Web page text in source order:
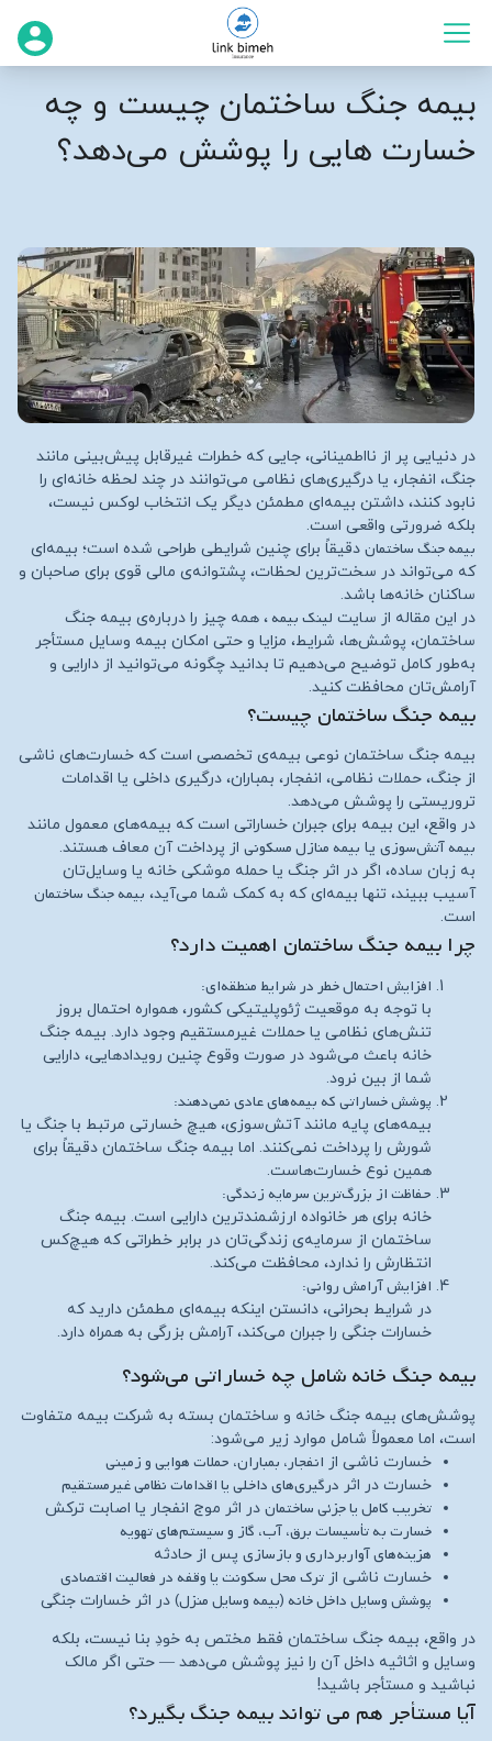
بیمه جنگ ساختمان چیست و چه
خسارت‌ هایی را پوشش می‌دهد؟
در دنیایی پر از نااطمینانی، جایی که خطرات غیرقابل پیش‌بینی مانند
جنگ، انفجار، یا درگیری‌های نظامی می‌توانند در چند لحظه خانه‌ای را
نابود کنند، داشتن بیمه‌ای مطمئن دیگر یک انتخاب لوکس نیست،
بلکه ضرورتی واقعی است.
بیمه جنگ ساختمان دقیقاً برای چنین شرایطی طراحی شده است؛ بیمه‌ای
که می‌تواند در سخت‌ترین لحظات، پشتوانه‌ی مالی قوی برای صاحبان و
ساکنان خانه‌ها باشد.
در این مقاله از سایت لینک بیمه، همه چیز را درباره‌ی بیمه جنگ
ساختمان، پوشش‌ها، شرایط، مزایا و حتی امکان بیمه وسایل مستأجر
به‌طور کامل توضیح می‌دهیم تا بدانید چگونه می‌توانید از دارایی و
آرامش‌تان محافظت کنید.
بیمه جنگ ساختمان چیست؟
بیمه جنگ ساختمان نوعی بیمه‌ی تخصصی است که خسارت‌های ناشی
از جنگ، حملات نظامی، انفجار، بمباران، درگیری داخلی یا اقدامات
تروریستی را پوشش می‌دهد.
در واقع، این بیمه برای جبران خساراتی است که بیمه‌های معمول مانند
بیمه آتش‌سوزی یا بیمه منازل مسکونی از پرداخت آن معاف هستند.
به زبان ساده، اگر در اثر جنگ یا حمله موشکی خانه یا وسایل‌تان
آسیب ببیند، تنها بیمه‌ای که به کمک شما می‌آید، بیمه جنگ ساختمان
است.
چرا بیمه جنگ ساختمان اهمیت دارد؟
افزایش احتمال خطر در شرایط منطقه‌ای:
با توجه به موقعیت ژئوپلیتیکی کشور، همواره احتمال بروز
تنش‌های نظامی یا حملات غیرمستقیم وجود دارد. بیمه جنگ
خانه باعث می‌شود در صورت وقوع چنین رویدادهایی، دارایی
شما از بین نرود.
پوشش خساراتی که بیمه‌های عادی نمی‌دهند:
بیمه‌های پایه مانند آتش‌سوزی، هیچ خسارتی مرتبط با جنگ یا
شورش را پرداخت نمی‌کنند. اما بیمه جنگ ساختمان دقیقاً برای
همین نوع خسارت‌هاست.
حفاظت از بزرگ‌ترین سرمایه زندگی:
خانه برای هر خانواده ارزشمندترین دارایی است. بیمه جنگ
ساختمان از سرمایه‌ی زندگی‌تان در برابر خطراتی که هیچ‌کس
انتظارش را ندارد، محافظت می‌کند.
افزایش آرامش روانی:
در شرایط بحرانی، دانستن اینکه بیمه‌ای مطمئن دارید که
خسارات جنگی را جبران می‌کند، آرامش بزرگی به همراه دارد.
بیمه جنگ خانه شامل چه خساراتی می‌شود؟
پوشش‌های بیمه جنگ خانه و ساختمان بسته به شرکت بیمه متفاوت
است، اما معمولاً شامل موارد زیر می‌شود:
خسارت ناشی از انفجار، بمباران، حملات هوایی و زمینی
خسارت در اثر درگیری‌های داخلی یا اقدامات نظامی غیرمستقیم
تخریب کامل یا جزئی ساختمان در اثر موج انفجار یا اصابت ترکش
خسارت به تأسیسات برق، آب، گاز و سیستم‌های تهویه
هزینه‌های آواربرداری و بازسازی پس از حادثه
خسارت ناشی از ترک محل سکونت یا وقفه در فعالیت اقتصادی
پوشش وسایل داخل خانه (بیمه وسایل منزل) در اثر خسارات جنگی
در واقع، بیمه جنگ ساختمان فقط مختص به خودِ بنا نیست، بلکه
وسایل و اثاثیه داخل آن را نیز پوشش می‌دهد — حتی اگر مالک
نباشید و مستأجر باشید!
آیا مستأجر هم می تواند بیمه جنگ بگیرد؟